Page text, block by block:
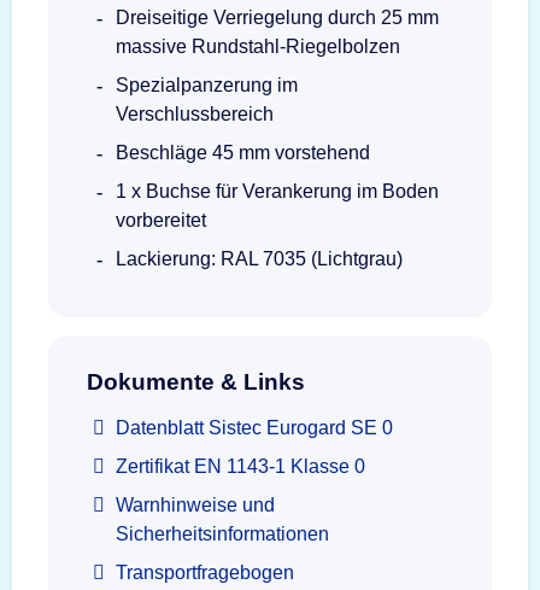
Dreiseitige Verriegelung durch 25 mm
massive Rundstahl-Riegelbolzen
Spezialpanzerung im
Verschlussbereich
Beschläge 45 mm vorstehend
1 x Buchse für Verankerung im Boden
vorbereitet
Lackierung: RAL 7035 (Lichtgrau)
Dokumente & Links
Datenblatt Sistec Eurogard SE 0
Zertifikat EN 1143-1 Klasse 0
Warnhinweise und
Sicherheitsinformationen
Transportfragebogen